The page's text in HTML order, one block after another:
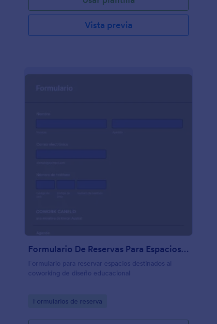
Vista previa
Formulario De Reservas Para Espacios Y Servicios
Formulario para reservar espacios destinados al
coworking de diseño educacional
Go to Category:
Formularios de reserva